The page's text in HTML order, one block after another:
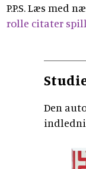
P.P.S. Læs med
rolle citater
Den